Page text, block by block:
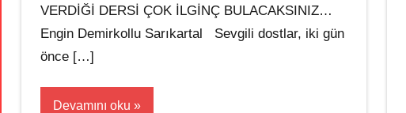
VERDİĞİ DERSİ ÇOK İLGİNÇ BULACAKSINIZ…
Engin Demirkollu Sarıkartal Sevgili dostlar, iki gün
önce […]
Devamını oku